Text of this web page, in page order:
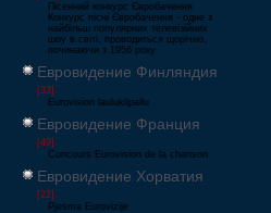
Пісенний конкурс Євробачення
Конкурс пісні Євробачення - одне з
найбільш популярних телевізійних
шоу в світі, проводиться щорічно,
починаючи з 1956 року
Евровидение Финляндия
[33]
Eurovision laulukilpailu
Евровидение Франция
[49]
Concours Eurovision de la chanson
Евровидение Хорватия
[22]
Pjesma Eurovizije